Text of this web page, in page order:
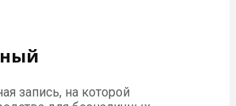
запись, на которой